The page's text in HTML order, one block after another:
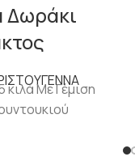
Δωράκι
κιλά Με Γέμιση